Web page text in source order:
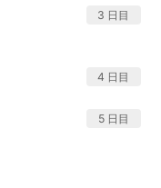
3 日目
4 日目
5 日目